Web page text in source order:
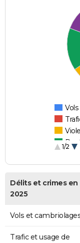
1/2
Délits et crimes en
2025
Vols et
Trafic et usage de